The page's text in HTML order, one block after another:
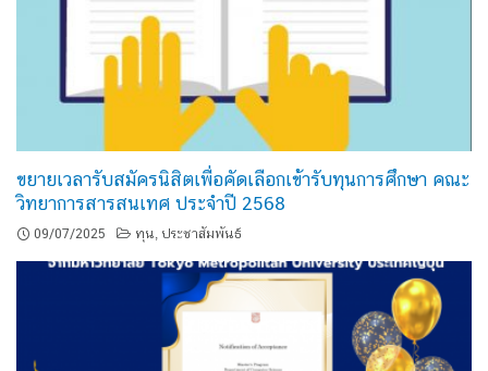
ขยายเวลารับสมัครนิสิตเพื่อคัดเลือกเข้ารับทุนการศึกษา คณะ
วิทยาการสารสนเทศ ประจำปี 2568
09/07/2025 ทุน, ประชาสัมพันธ์